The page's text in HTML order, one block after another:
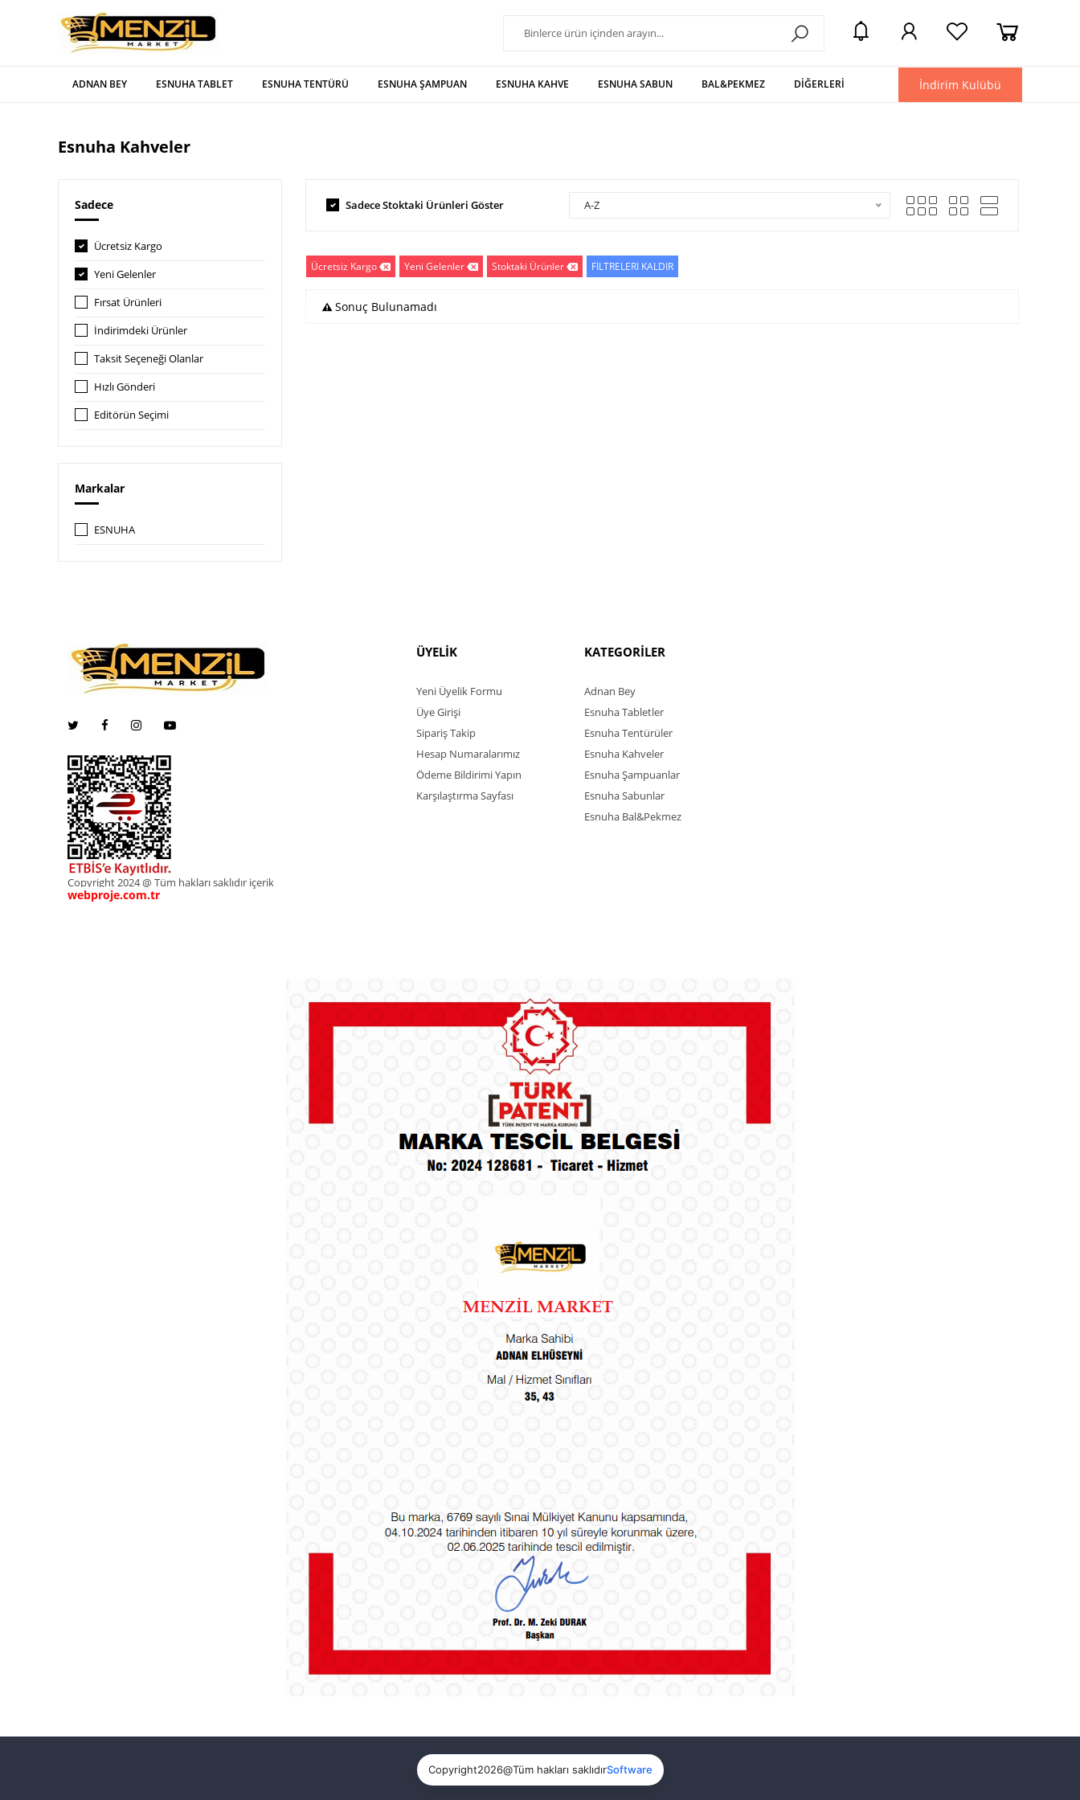
ADNAN BEY ESNUHA TABLET ESNUHA TENTÜRÜ ESNUHA ŞAMPUAN ESNUHA KAHVE ESNUHA SABUN BAL&PEKMEZ DİĞERLERİ İndirim Kulübü
Esnuha Kahveler
Sadece
Ücretsiz Kargo
Yeni Gelenler
Fırsat Ürünleri
İndirimdeki Ürünler
Taksit Seçeneği Olanlar
Hızlı Gönderi
Editörün Seçimi
Markalar
ESNUHA
Sadece Stoktaki Ürünleri Göster A-Z
Ücretsiz Kargo Yeni Gelenler Stoktaki Ürünler FİLTRELERİ KALDIR
Sonuç Bulunamadı
Copyright 2024 @ Tüm hakları saklıdır içerik
webproje.com.tr
ÜYELİK
Yeni Üyelik Formu
Üye Girişi
Sipariş Takip
Hesap Numaralarımız
Ödeme Bildirimi Yapın
Karşılaştırma Sayfası
KATEGORİLER
Adnan Bey
Esnuha Tabletler
Esnuha Tentürüler
Esnuha Kahveler
Esnuha Şampuanlar
Esnuha Sabunlar
Esnuha Bal&Pekmez
Copyright2026@Tüm hakları saklıdırSoftware